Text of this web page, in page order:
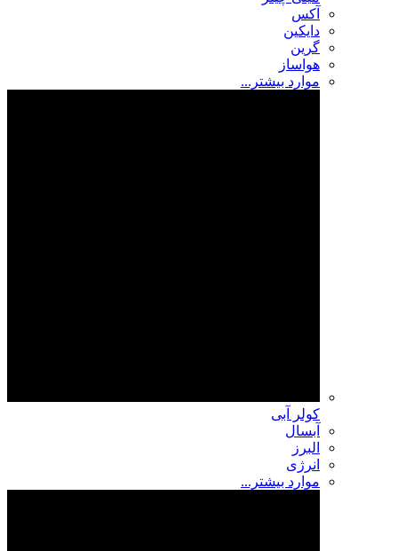
آکس
دایکین
گرین
هواساز
موارد بیشتر...
کولر آبی
آبسال
البرز
انرژی
موارد بیشتر...